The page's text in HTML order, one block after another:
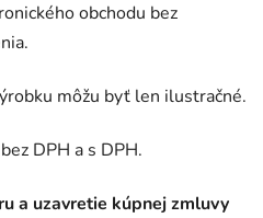
obchodu bez
môžu byť len ilustračné.
DPH a s DPH.
a uzavretie kúpnej zmluvy